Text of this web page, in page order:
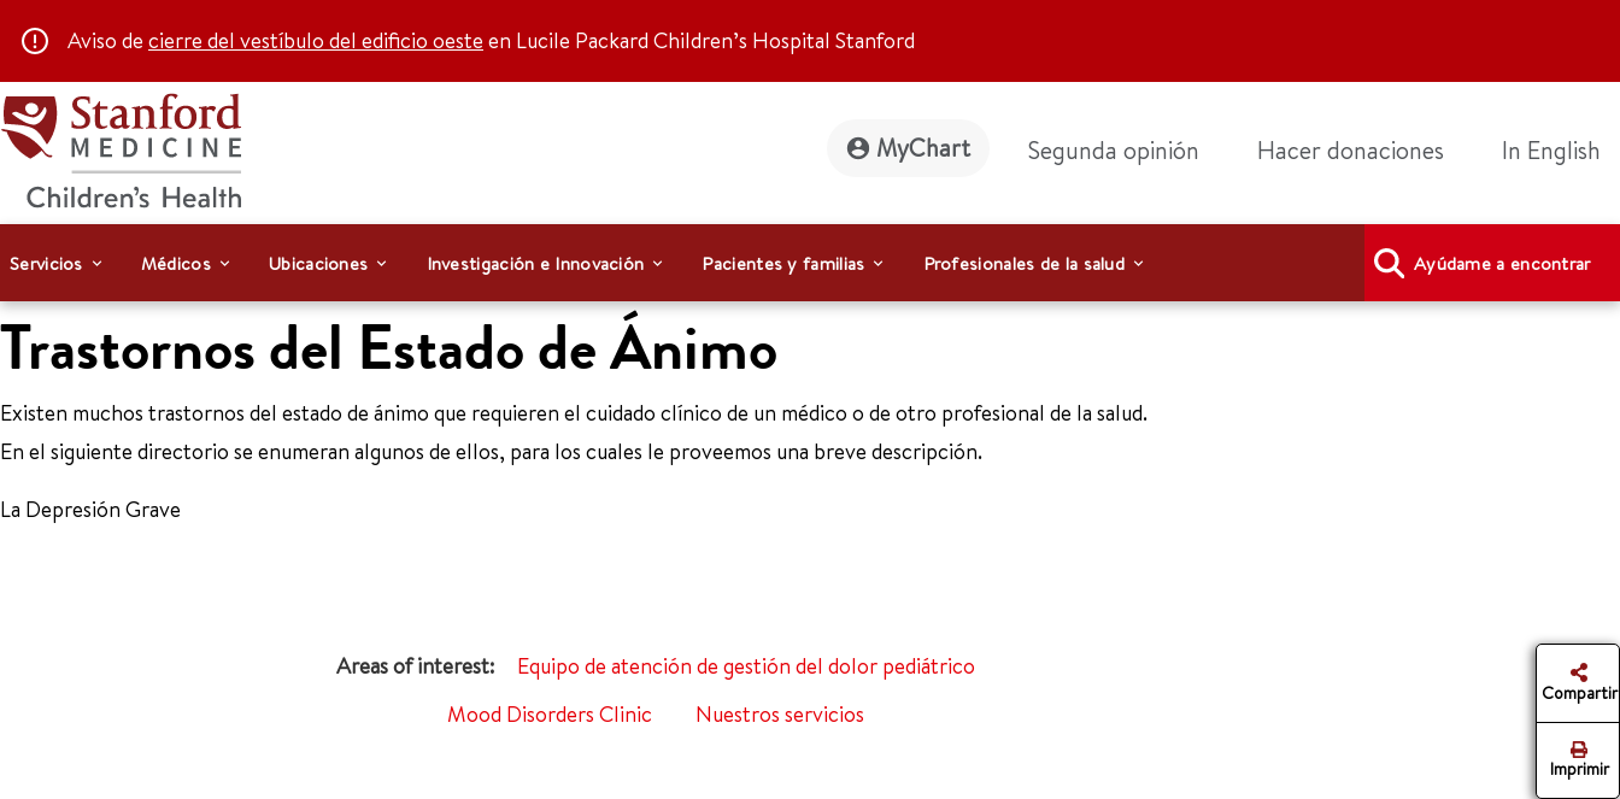
Aviso de cierre del vestíbulo del edificio oeste en Lucile Packard Children’s Hospital Stanford
MyChart Segunda opinión Hacer donaciones In English
Servicios Médicos Ubicaciones Investigación e Innovación Pacientes y familias Profesionales de la salud Ayúdame a encontrar
Trastornos del Estado de Ánimo
Existen muchos trastornos del estado de ánimo que requieren el cuidado clínico de un médico o de otro profesional de la salud.
En el siguiente directorio se enumeran algunos de ellos, para los cuales le proveemos una breve descripción.
La Depresión Grave
Compartir
Imprimir
Equipo de atención de gestión del dolor pediátrico
Mood Disorders Clinic
Nuestros servicios